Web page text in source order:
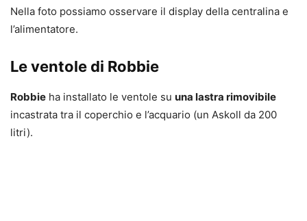
Nella foto possiamo osservare il display della centralina e
l’alimentatore.
Le ventole di Robbie
Robbie ha installato le ventole su una lastra rimovibile
incastrata tra il coperchio e l’acquario (un Askoll da 200
litri).